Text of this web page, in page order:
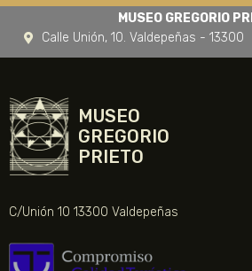
MUSEO GREGORIO
Calle Unión, 10. Valdepeñas - 13300
MUSEO
GREGORIO
PRIETO
C/Unión 10 13300 Valdepeñas